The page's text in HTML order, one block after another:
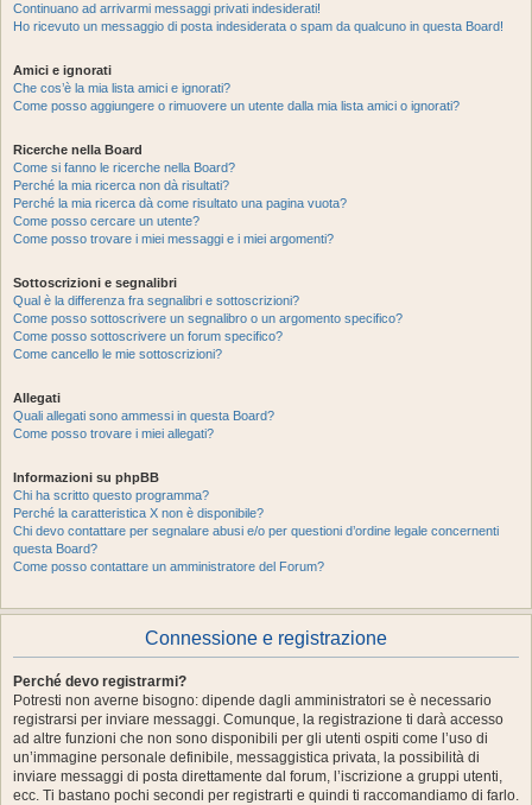
Continuano ad arrivarmi messaggi privati indesiderati!
Ho ricevuto un messaggio di posta indesiderata o spam da qualcuno in questa Board!
Amici e ignorati
Che cos’è la mia lista amici e ignorati?
Come posso aggiungere o rimuovere un utente dalla mia lista amici o ignorati?
Ricerche nella Board
Come si fanno le ricerche nella Board?
Perché la mia ricerca non dà risultati?
Perché la mia ricerca dà come risultato una pagina vuota?
Come posso cercare un utente?
Come posso trovare i miei messaggi e i miei argomenti?
Sottoscrizioni e segnalibri
Qual è la differenza fra segnalibri e sottoscrizioni?
Come posso sottoscrivere un segnalibro o un argomento specifico?
Come posso sottoscrivere un forum specifico?
Come cancello le mie sottoscrizioni?
Allegati
Quali allegati sono ammessi in questa Board?
Come posso trovare i miei allegati?
Informazioni su phpBB
Chi ha scritto questo programma?
Perché la caratteristica X non è disponibile?
Chi devo contattare per segnalare abusi e/o per questioni d’ordine legale concernenti
questa Board?
Come posso contattare un amministratore del Forum?
Connessione e registrazione
Perché devo registrarmi?
Potresti non averne bisogno: dipende dagli amministratori se è necessario
registrarsi per inviare messaggi. Comunque, la registrazione ti darà accesso
ad altre funzioni che non sono disponibili per gli utenti ospiti come l’uso di
un’immagine personale definibile, messaggistica privata, la possibilità di
inviare messaggi di posta direttamente dal forum, l’iscrizione a gruppi utenti,
ecc. Ti bastano pochi secondi per registrarti e quindi ti raccomandiamo di farlo.